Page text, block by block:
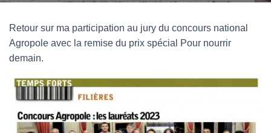
Retour sur ma participation au jury du concours national
Agropole avec la remise du prix spécial Pour nourrir
demain.